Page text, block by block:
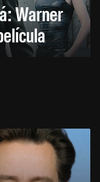
Warner